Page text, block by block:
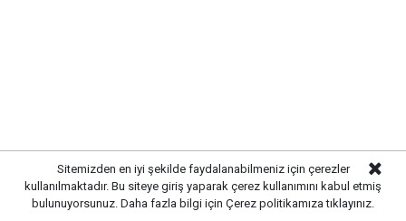
Sitemizden en iyi şekilde faydalanabilmeniz için çerezler
kullanılmaktadır. Bu siteye giriş yaparak çerez kullanımını kabul etmiş
bulunuyorsunuz. Daha fazla bilgi için Çerez politikamıza tıklayınız.